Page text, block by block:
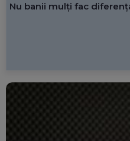
Nu banii mulți fac